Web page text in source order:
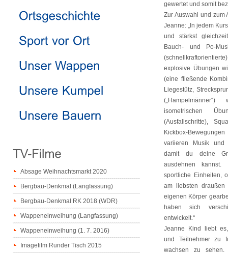
gewertet und somit
Zur Auswahl und zum
Jeanne: „In jedem
und stärkst
Bauch- und Po-
explosive Übungen
(eine fließende
Liegestütz,
isometrischen
(Ausfallschritte),
Kickbox-
variieren Musik und
damit du deine
ausdehnen
sportliche Einheiten,
am liebsten
eigenen Körper
haben sich
entwickelt.“
Jeanne Kind liebt
und Teilnehmer zu
wachsen zu sehen.
Absage Weihnachtsmarkt 2020
Bergbau-Denkmal (Langfassung)
Bergbau-Denkmal RK 2018 (WDR)
Wappeneinweihung (Langfassung)
Wappeneinweihung (1. 7. 2016)
Imagefilm Runder Tisch 2015